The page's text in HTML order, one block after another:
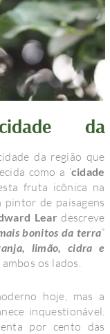
da
da região que
como a ‘cidade
fruta icônica na
pintor de paisagens
Lear descreve
bonitos da terra”
limão, cidra e
os lados.
hoje, mas a
inquestionável.
por cento das